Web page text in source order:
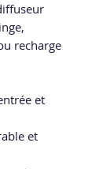
recharge
et
et